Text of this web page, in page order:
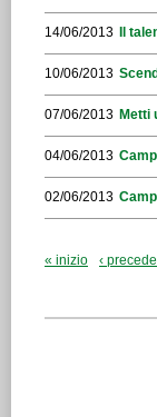
14/06/2013 Il
10/06/2013
07/06/2013 Metti
04/06/2013
02/06/2013
« inizio ‹